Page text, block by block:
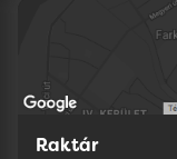
Raktár